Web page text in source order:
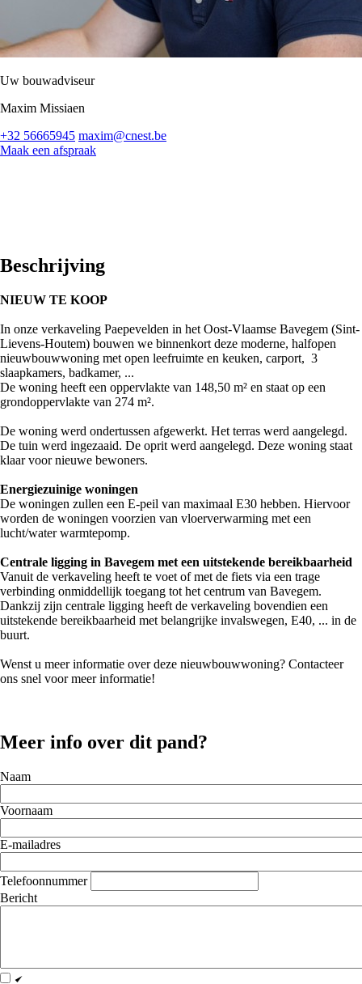
Uw bouwadviseur
Maxim Missiaen
+32 56665945 maxim@cnest.be
Maak een afspraak
Beschrijving
NIEUW TE KOOP
In onze verkaveling Paepevelden in het Oost-Vlaamse Bavegem (Sint-
Lievens-Houtem) bouwen we binnenkort deze moderne, halfopen
nieuwbouwwoning met open leefruimte en keuken, carport, 3
slaapkamers, badkamer, ...
De woning heeft een oppervlakte van 148,50 m² en staat op een
grondoppervlakte van 274 m².
De woning werd ondertussen afgewerkt. Het terras werd aangelegd.
De tuin werd ingezaaid. De oprit werd aangelegd. Deze woning staat
klaar voor nieuwe bewoners.
Energiezuinige woningen
De woningen zullen een E-peil van maximaal E30 hebben. Hiervoor
worden de woningen voorzien van vloerverwarming met een
lucht/water warmtepomp.
Centrale ligging in Bavegem met een uitstekende bereikbaarheid
Vanuit de verkaveling heeft te voet of met de fiets via een trage
verbinding onmiddellijk toegang tot het centrum van Bavegem.
Dankzij zijn centrale ligging heeft de verkaveling bovendien een
uitstekende bereikbaarheid met belangrijke invalswegen, E40, ... in de
buurt.
Wenst u meer informatie over deze nieuwbouwwoning? Contacteer
ons snel voor meer informatie!
Meer info over dit pand?
Naam
Voornaam
E-mailadres
Telefoonnummer
Bericht
Privacy